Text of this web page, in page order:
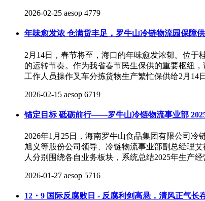
2026-02-25 aesop 4779
年味愈发浓 仓满货丰足，罗牛山冷链物流园保障
2月14日，春节将至，海口的年味愈发浓郁。位
的运转节奏。作为我省春节民生保供的重要枢纽
工作人员操作叉车分拣货物生产繁忙保供给2月14
2026-02-15 aesop 6719
锚定目标 砥砺前行——罗牛山冷链物流事业部
2026年1月25日，海南罗牛山食品集团有限公司
旭义等股份公司领导、冷链物流事业部副总经理
人分别围绕各自业务板块，系统总结2025年生产
2026-01-27 aesop 5716
12・9 国际反腐败日 - 反腐利剑高悬，清风正气长